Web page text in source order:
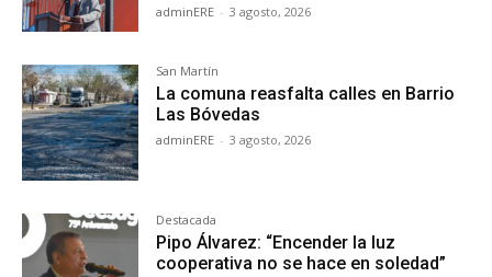
adminERE - 3 agosto, 2026
San Martín
La comuna reasfalta calles en Barrio
Las Bóvedas
adminERE - 3 agosto, 2026
Destacada
Pipo Álvarez: “Encender la luz
cooperativa no se hace en soledad”